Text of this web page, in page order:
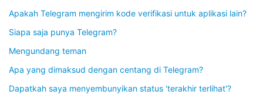
Apakah Telegram mengirim kode verifikasi untuk aplikasi lain?
Siapa saja punya Telegram?
Mengundang teman
Apa yang dimaksud dengan centang di Telegram?
Dapatkah saya menyembunyikan status 'terakhir terlihat'?